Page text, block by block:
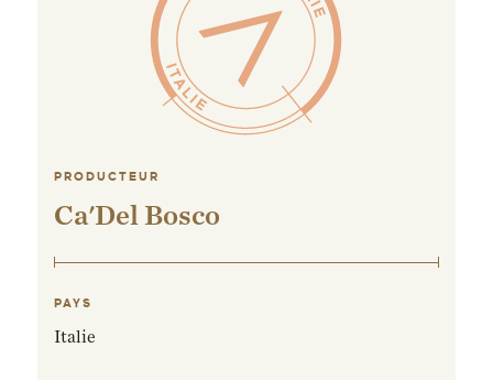
PRODUCTEUR
Ca'Del Bosco
PAYS
Italie
ENVOYEZ-MOI UN EMAIL DÈS QUE
DISPONIBLE